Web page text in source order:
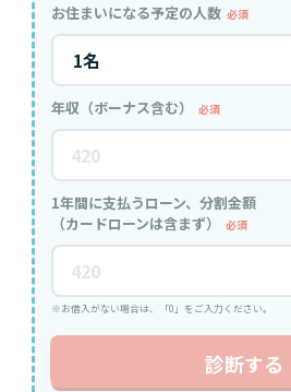
お住まいになる予定の人数 必須
年収（ボーナス含む） 必須
1年間に支払うローン、分割金額
（カードローンは含まず）
必須
※お借入がない場合は、「0」をご入力ください。
診断する